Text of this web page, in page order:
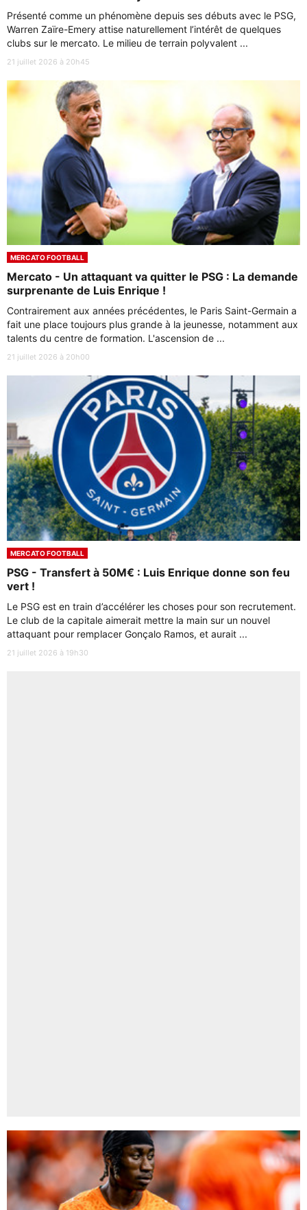
Présenté comme un phénomène depuis ses débuts avec le PSG,
Warren Zaïre-Emery attise naturellement l’intérêt de quelques
clubs sur le mercato. Le milieu de terrain polyvalent ...
21 juillet 2026 à 20h45
MERCATO FOOTBALL
Mercato - Un attaquant va quitter le PSG : La demande
surprenante de Luis Enrique !
Contrairement aux années précédentes, le Paris Saint-Germain a
fait une place toujours plus grande à la jeunesse, notamment aux
talents du centre de formation. L'ascension de ...
21 juillet 2026 à 20h00
MERCATO FOOTBALL
PSG - Transfert à 50M€ : Luis Enrique donne son feu
vert !
Le PSG est en train d’accélérer les choses pour son recrutement.
Le club de la capitale aimerait mettre la main sur un nouvel
attaquant pour remplacer Gonçalo Ramos, et aurait ...
21 juillet 2026 à 19h30